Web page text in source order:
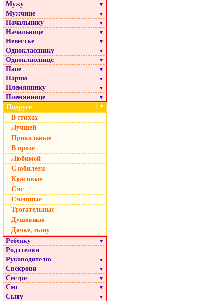
Мужу ▼
Мужчине ▼
Начальнику ▼
Начальнице ▼
Невестке ▼
Однокласснику ▼
Однокласснице ▼
Папе ▼
Парню ▼
Племяннику ▼
Племяннице ▼
Подруге ▼
В стихах
Лучшей
Прикольные
В прозе
Любимой
С юбилеем
Красивые
Смс
Смешные
Трогательные
Душевные
Дочке, сыну
Ребенку
▼
Родителям
Руководителю
▼
Свекрови ▼
Сестре ▼
Смс ▼
Сыну ▼